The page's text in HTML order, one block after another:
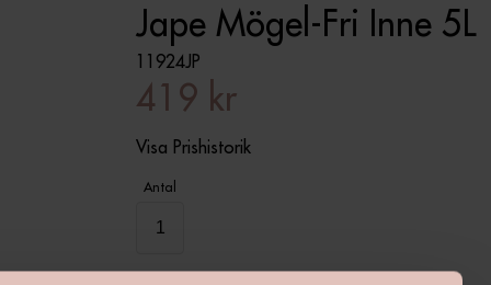
Jape Mögel-Fri Inne 5L
11924JP
419 kr
Visa Prishistorik
Antal